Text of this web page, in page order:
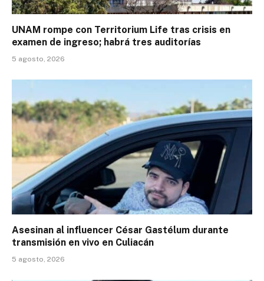
UNAM rompe con Territorium Life tras crisis en
examen de ingreso; habrá tres auditorías
5 agosto, 2026
Asesinan al influencer César Gastélum durante
transmisión en vivo en Culiacán
5 agosto, 2026